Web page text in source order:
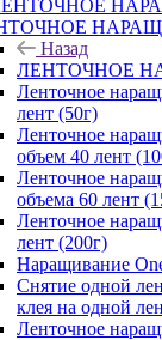
Назад
ЛЕНТОЧНОЕ
Ленточное
лент (50г)
Ленточное
объем 40 лент
Ленточное
объема 60 лент
Ленточное
лент (200г)
Наращивание
Снятие одной
клея на одной
Ленточное